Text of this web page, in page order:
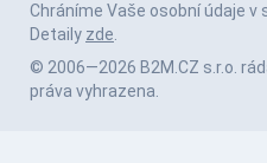
Chráníme Vaše osobní údaje v
Detaily zde.
© 2006—2026 B2M.CZ s.r.o.
práva vyhrazena.